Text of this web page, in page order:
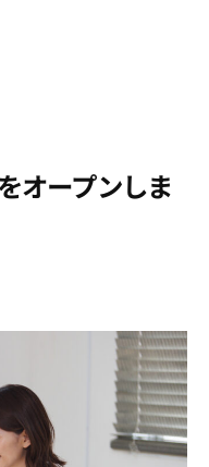
オープンしま